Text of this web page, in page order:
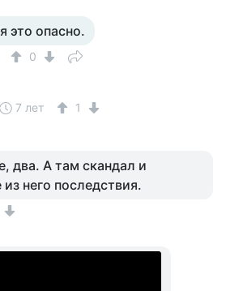
это опасно.
0
7 лет 1
два. А там скандал и
него последствия.